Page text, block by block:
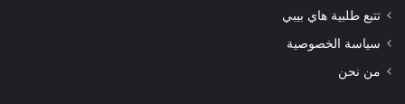
تتبع طلبية هاي بيبي
سياسة الخصوصية
من نحن